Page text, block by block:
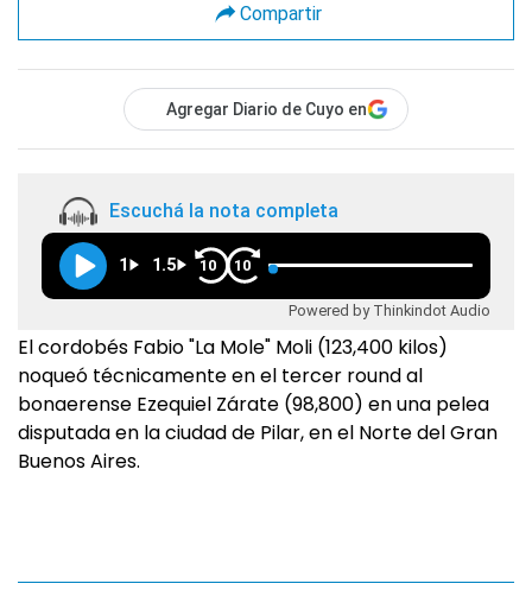
Compartir
Agregar Diario de Cuyo en
Escuchá la nota completa
1 1.5 10 10
Powered by Thinkindot Audio
El cordobés Fabio "La Mole" Moli (123,400 kilos)
noqueó técnicamente en el tercer round al
bonaerense Ezequiel Zárate (98,800) en una pelea
disputada en la ciudad de Pilar, en el Norte del Gran
Buenos Aires.